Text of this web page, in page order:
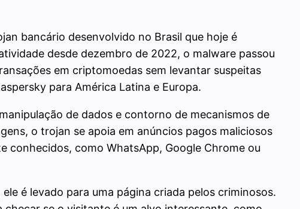
bancário desenvolvido no Brasil que hoje é
desde dezembro de 2022, o malware passou
em criptomoedas sem levantar suspeitas
para América Latina e Europa.
de dados e contorno de mecanismos de
o trojan se apoia em anúncios pagos maliciosos
conhecidos, como WhatsApp, Google Chrome ou
é levado para uma página criada pelos criminosos.